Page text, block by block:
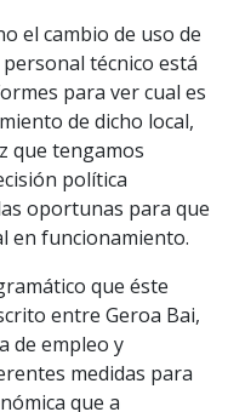
el cambio de uso de
técnico está
para ver cual es
de dicho local,
que tengamos
política
oportunas para que
en funcionamiento.
que éste
entre Geroa Bai,
de empleo y
medidas para
que a